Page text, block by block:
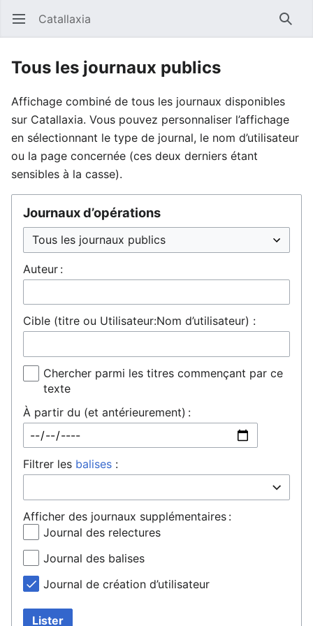
Ouvrir le menu principal Catallaxia
Tous les journaux publics
Affichage combiné de tous les journaux disponibles
sur Catallaxia. Vous pouvez personnaliser l’affichage
en sélectionnant le type de journal, le nom d’utilisateur
ou la page concernée (ces deux derniers étant
sensibles à la casse).
Journaux d’opérations
Auteur :
Cible (titre ou Utilisateur:Nom d’utilisateur) :
Chercher parmi les titres commençant par ce
texte
À partir du (et antérieurement) :
Filtrer les balises :
Afficher des journaux supplémentaires :
Journal des relectures
Journal des balises
Journal de création d’utilisateur
Lister